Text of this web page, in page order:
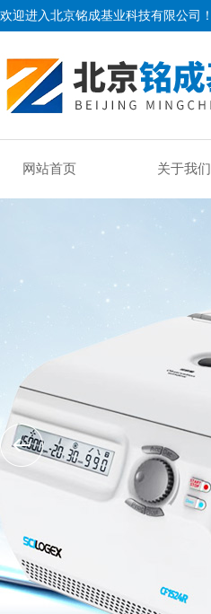
欢迎进入北京铭成基业科技有限公司！
网站首页 关于我们